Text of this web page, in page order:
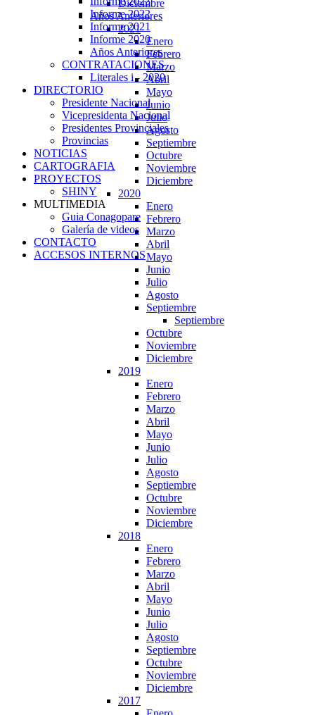
Diciembre
Años Anteriores
2021
Enero
Febrero
Marzo
Abril
Mayo
Junio
Julio
Agosto
Septiembre
Octubre
Noviembre
Diciembre
2020
Enero
Febrero
Marzo
Abril
Mayo
Junio
Julio
Agosto
Septiembre
Septiembre
Octubre
Noviembre
Diciembre
2019
Enero
Febrero
Marzo
Abril
Mayo
Junio
Julio
Agosto
Septiembre
Octubre
Noviembre
Diciembre
2018
Enero
Febrero
Marzo
Abril
Mayo
Junio
Julio
Agosto
Septiembre
Octubre
Noviembre
Diciembre
2017
Informe 2022
Informe 2021
Informe 2020
Años Anteriores
CONTRATACIONES
Literales i - 2020
DIRECTORIO
Presidente Nacional
Vicepresidenta Nacional
Presidentes Provinciales
Provincias
NOTICIAS
CARTOGRAFIA
PROYECTOS
SHINY
MULTIMEDIA
Guia Conagopare
Galería de videos
CONTACTO
ACCESOS INTERNOS